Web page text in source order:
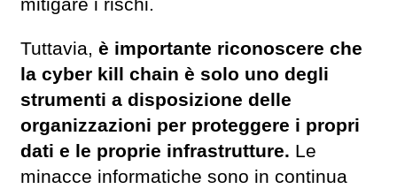
Tuttavia, è importante riconoscere che
la cyber kill chain è solo uno degli
strumenti a disposizione delle
organizzazioni per proteggere i propri
dati e le proprie infrastrutture. Le
minacce informatiche sono in continua